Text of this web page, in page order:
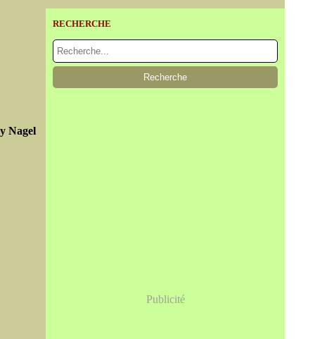
Nagel
RECHERCHE
Publicité